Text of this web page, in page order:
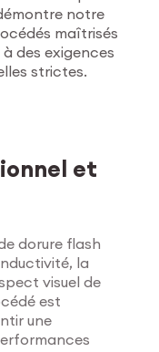
notre
maîtrisés
des exigences
strictes.
et
dorure flash
la
visuel de
une